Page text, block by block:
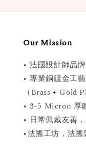
Our Mission
• 法國設計師品牌
• 專業銅鍍金工藝
（Brass + Gold
• 3-5 Micron 厚
• 日常佩戴友善
•法國工坊，法國